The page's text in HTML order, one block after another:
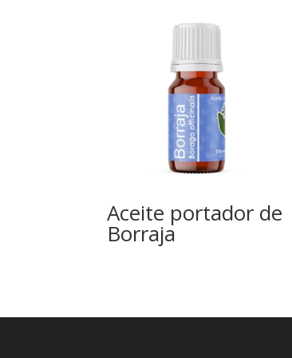
Aceite portador de
Borraja